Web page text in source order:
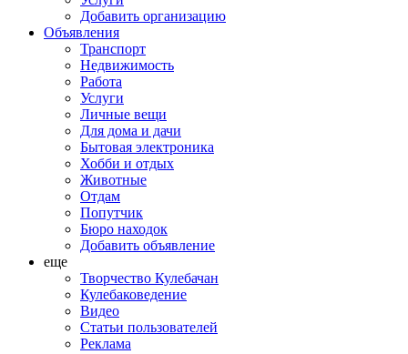
Добавить организацию
Объявления
Транспорт
Недвижимость
Работа
Услуги
Личные вещи
Для дома и дачи
Бытовая электроника
Хобби и отдых
Животные
Отдам
Попутчик
Бюро находок
Добавить объявление
еще
Творчество Кулебачан
Кулебаковедение
Видео
Статьи пользователей
Реклама